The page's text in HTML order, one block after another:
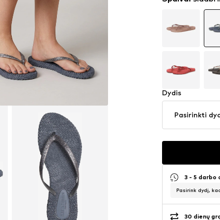
Dydis
Pasirinkti
3 - 5 darbo
Pasirink dydį,
30 dienų